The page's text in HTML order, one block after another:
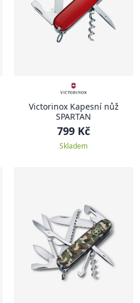
Victorinox Kapesní nůž
SPARTAN
799 Kč
Skladem